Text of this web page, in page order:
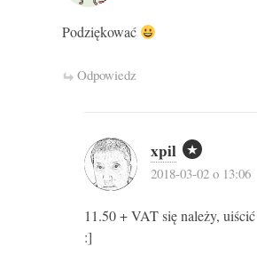
Podziękować
Odpowiedz
xpil
2018-03-02 o 13:06
11.50 + VAT się należy,
:]